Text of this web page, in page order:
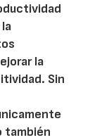
la
Sin
también